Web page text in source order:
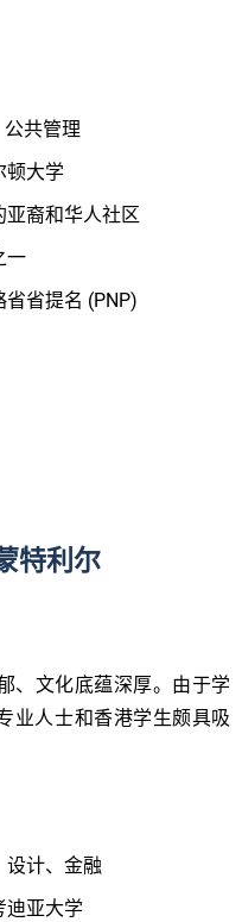
共管理
顿大学
裔和华人社区
一
省提名 (PNP)
特利尔
、文化底蕴深厚。由于学
业人​​士和香港学生颇具吸
设计、金融
迪亚大学